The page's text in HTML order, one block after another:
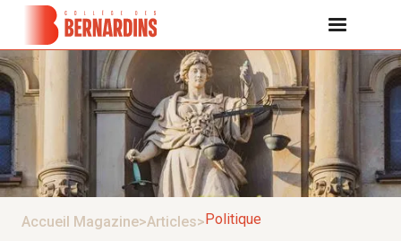
Accueil Magazine>Articles>Politique